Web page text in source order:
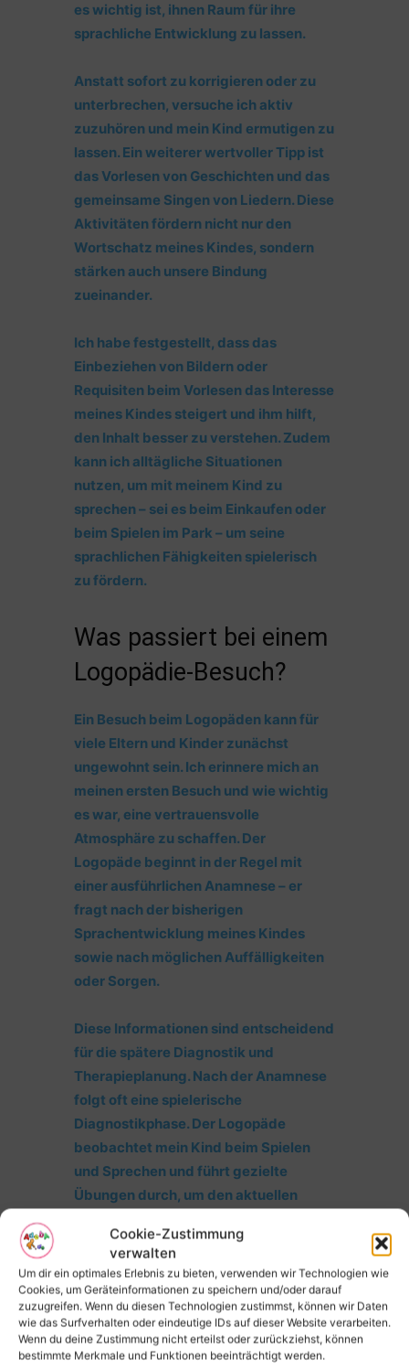
Cookie-Zustimmung
verwalten
Um dir ein optimales Erlebnis zu bieten, verwenden wir Technologien wie
Cookies, um Geräteinformationen zu speichern und/oder darauf
zuzugreifen. Wenn du diesen Technologien zustimmst, können wir Daten
wie das Surfverhalten oder eindeutige IDs auf dieser Website verarbeiten.
Wenn du deine Zustimmung nicht erteilst oder zurückziehst, können
bestimmte Merkmale und Funktionen beeinträchtigt werden.
es wichtig ist, ihnen Raum für ihre
sprachliche Entwicklung zu lassen.
Anstatt sofort zu korrigieren oder zu
unterbrechen, versuche ich aktiv
zuzuhören und mein Kind ermutigen zu
lassen. Ein weiterer wertvoller Tipp ist
das Vorlesen von Geschichten und das
gemeinsame Singen von Liedern. Diese
Aktivitäten fördern nicht nur den
Wortschatz meines Kindes, sondern
stärken auch unsere Bindung
zueinander.
Ich habe festgestellt, dass das
Einbeziehen von Bildern oder
Requisiten beim Vorlesen das Interesse
meines Kindes steigert und ihm hilft,
den Inhalt besser zu verstehen. Zudem
kann ich alltägliche Situationen
nutzen, um mit meinem Kind zu
sprechen – sei es beim Einkaufen oder
beim Spielen im Park – um seine
sprachlichen Fähigkeiten spielerisch
zu fördern.
Was passiert bei einem
Logopädie-Besuch?
Ein Besuch beim Logopäden kann für
viele Eltern und Kinder zunächst
ungewohnt sein. Ich erinnere mich an
meinen ersten Besuch und wie wichtig
es war, eine vertrauensvolle
Atmosphäre zu schaffen. Der
Logopäde beginnt in der Regel mit
einer ausführlichen Anamnese – er
fragt nach der bisherigen
Sprachentwicklung meines Kindes
sowie nach möglichen Auffälligkeiten
oder Sorgen.
Diese Informationen sind entscheidend
für die spätere Diagnostik und
Therapieplanung. Nach der Anamnese
folgt oft eine spielerische
Diagnostikphase. Der Logopäde
beobachtet mein Kind beim Spielen
und Sprechen und führt gezielte
Übungen durch, um den aktuellen
festzustellen.
Ich fand es hilfreich zu sehen, wie mein
Kind in dieser entspannten Umgebung
agierte und wie der Logopäde gezielt
auf seine Stärken und Schwächen